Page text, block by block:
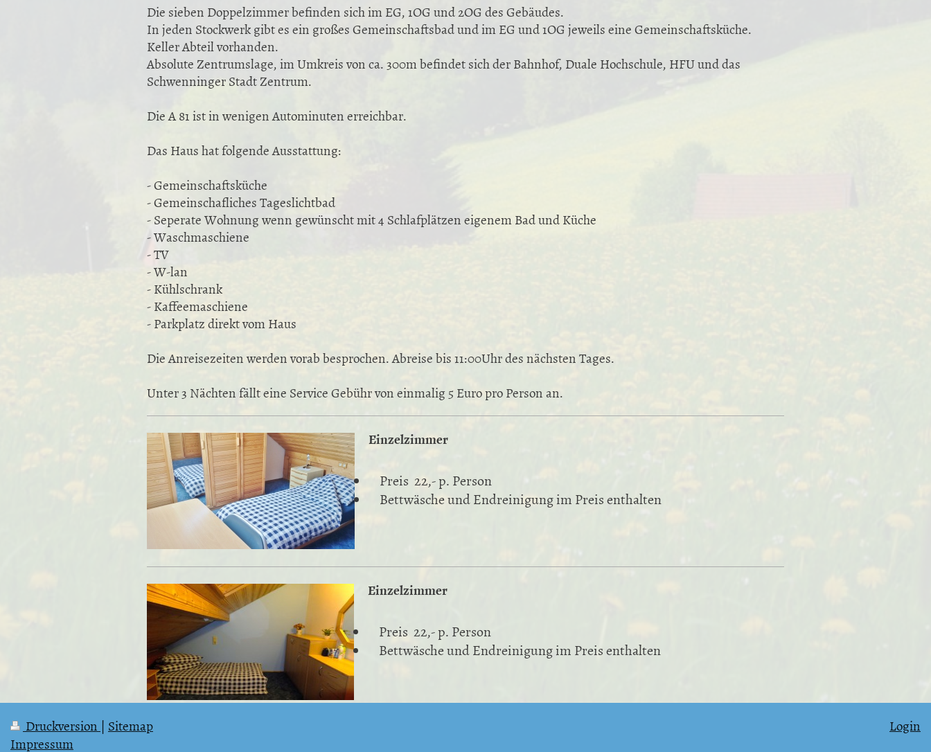
Die sieben Doppelzimmer befinden sich im EG, 1OG und 2OG des Gebäudes.
In jeden Stockwerk gibt es ein großes Gemeinschaftsbad und im EG und 1OG jeweils eine Gemeinschaftsküche.
Keller Abteil vorhanden.
Absolute Zentrumslage, im Umkreis von ca. 300m befindet sich der Bahnhof, Duale Hochschule, HFU und das
Schwenninger Stadt Zentrum.
Die A 81 ist in wenigen Autominuten erreichbar.
Das Haus hat folgende Ausstattung:
- Gemeinschaftsküche
- Gemeinschafliches Tageslichtbad
- Seperate Wohnung wenn gewünscht mit 4 Schlafplätzen eigenem Bad und Küche
- Waschmaschiene
- TV
- W-lan
- Kühlschrank
- Kaffeemaschiene
- Parkplatz direkt vom Haus
Die Anreisezeiten werden vorab besprochen. Abreise bis 11:00Uhr des nächsten Tages.
Unter 3 Nächten fällt eine Service Gebühr von einmalig 5 Euro pro Person an.
Einzelzimmer
Preis 22,- p. Person
Bettwäsche und Endreinigung im Preis enthalten
Einzelzimmer
Preis 22,- p. Person
Bettwäsche und Endreinigung im Preis enthalten
Druckversion | Sitemap
Impressum
Login